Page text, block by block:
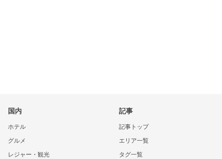
国内
ホテル
グルメ
レジャー・観光
記事
記事トップ
エリア一覧
タグ一覧